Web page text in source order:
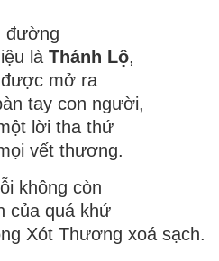
đường
là Thánh Lộ,
mở ra
tay con người,
lời tha thứ
vết thương.
không còn
của quá khứ
Xót Thương xoá sạch.